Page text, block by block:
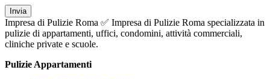
Impresa di Pulizie Roma ✅ Impresa di Pulizie Roma specializzata in
pulizie di appartamenti, uffici, condomini, attività commerciali,
cliniche private e scuole.
Pulizie Appartamenti